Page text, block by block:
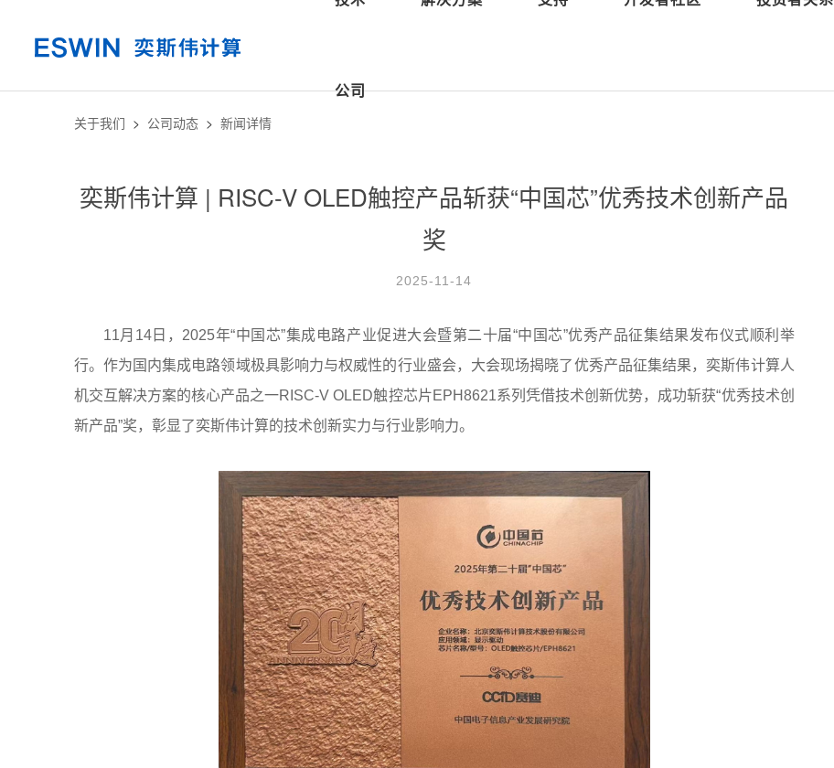
公司
关于我们 > 公司动态> 新闻详情
奕斯伟计算 | RISC-V OLED触控产品斩获“中国芯”优秀技术创新产品
奖
2025-11-14
11月14日，2025年“中国芯”集成电路产业促进大会暨第二十届“中国芯”优秀产品征集结果发布仪式顺利举
行。作为国内集成电路领域极具影响力与权威性的行业盛会，大会现场揭晓了优秀产品征集结果，奕斯伟计算人
机交互解决方案的核心产品之一RISC-V OLED触控芯片EPH8621系列凭借技术创新优势，成功斩获“优秀技术创
新产品”奖，彰显了奕斯伟计算的技术创新实力与行业影响力。